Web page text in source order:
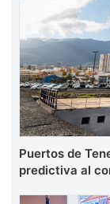
Puertos de
predictiva al